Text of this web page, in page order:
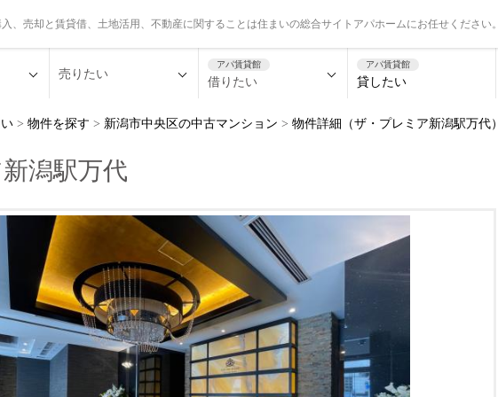
、売却と賃貸借、土地活用、不動産に関することは住まいの総合サイトアパホームにお任せください。
売りたい
アパ賃貸館
借りたい
アパ賃貸館
貸したい
> 物件を探す > 新潟市中央区の中古マンション > 物件詳細（ザ・プレミア新潟駅万代）
潟駅万代